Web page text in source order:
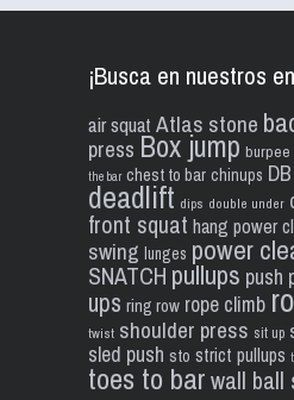
¡Busca en nuestros
air squat Atlas stone
press Box jump burpee
the bar chest to bar chinups
deadlift dips double under
front squat hang power
swing lunges power
SNATCH pullups push
ups ring row rope climb
twist shoulder press sit up
sled push sto strict pullups
toes to barwall ball